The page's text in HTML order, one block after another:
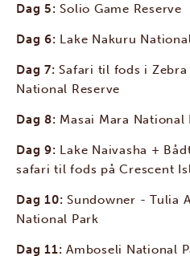
Dag 5: Solio Game Reserve
Dag 6: Lake Nakuru
Dag 7: Safari til fods i Zebra
National Reserve
Dag 8: Masai Mara National
Dag 9: Lake Naivasha +
safari til fods på Crescent
Dag 10: Sundowner - Tulia
National Park
Dag 11: Amboseli National